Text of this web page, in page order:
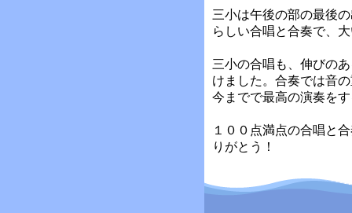
三小は午後の部の最後
らしい合唱と合奏で、
三小の合唱も、伸びの
けました。合奏では音
今までで最高の演奏を
１００点満点の合唱と
りがとう！